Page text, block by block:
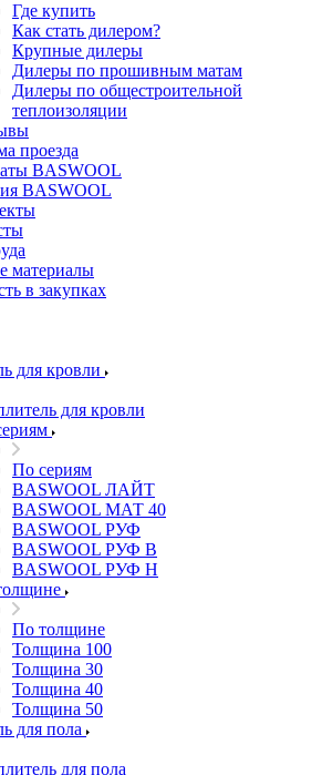
Где купить
Как стать дилером?
Крупные дилеры
Дилеры по прошивным матам
Дилеры по общестроительной
теплоизоляции
проезда
BASWOOL
BASWOOL
материалы
в закупках
для кровли
для кровли
По сериям
BASWOOL ЛАЙТ
BASWOOL МАТ 40
BASWOOL РУФ
BASWOOL РУФ В
BASWOOL РУФ Н
По толщине
Толщина 100
Толщина 30
Толщина 40
Толщина 50
для пола
для пола